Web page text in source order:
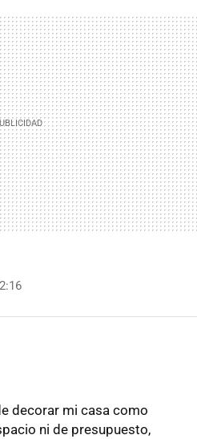
MAIL
decorar mi casa como
ni de presupuesto,